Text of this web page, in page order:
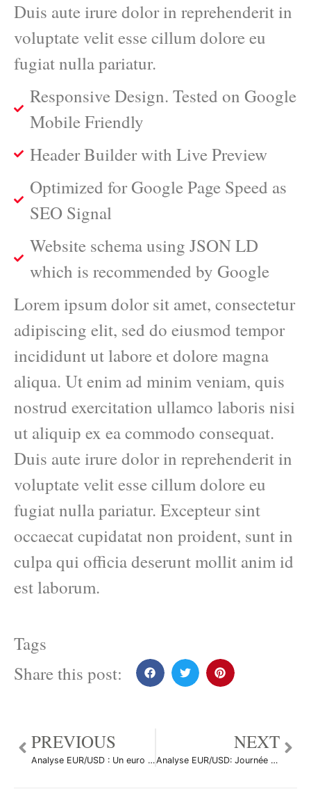
Duis aute irure dolor in reprehenderit in
voluptate velit esse cillum dolore eu
fugiat nulla pariatur.
Responsive Design. Tested on Google
Mobile Friendly
Header Builder with Live Preview
Optimized for Google Page Speed as
SEO Signal
Website schema using JSON LD
which is recommended by Google
Lorem ipsum dolor sit amet, consectetur
adipiscing elit, sed do eiusmod tempor
incididunt ut labore et dolore magna
aliqua. Ut enim ad minim veniam, quis
nostrud exercitation ullamco laboris nisi
ut aliquip ex ea commodo consequat.
Duis aute irure dolor in reprehenderit in
voluptate velit esse cillum dolore eu
fugiat nulla pariatur. Excepteur sint
occaecat cupidatat non proident, sunt in
culpa qui officia deserunt mollit anim id
est laborum.
Tags
Share this post:
PREVIOUS
Analyse EUR/USD : Un euro en plein envol
NEXT
Analyse EUR/USD: Journée de repli pour l’euro